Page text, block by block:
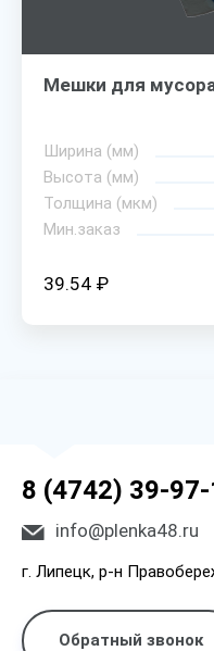
Мешки для
Ширина (мм)
Высота (мм)
Толщина (мкм)
Мин.заказ
39.54 ₽
8 (4742) 39-
info@plenka48.ru
г. Липецк, р-н
Обратный звонок